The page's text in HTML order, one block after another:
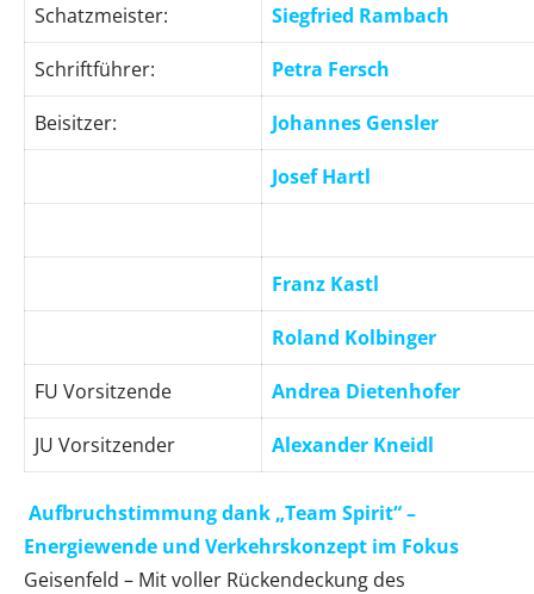
Schatzmeister: Siegfried Rambach
Schriftführer: Petra Fersch
Beisitzer: Johannes Gensler
Josef Hartl
Franz Kastl
Roland Kolbinger
FU Vorsitzende Andrea Dietenhofer
JU Vorsitzender Alexander Kneidl
Aufbruchstimmung dank „Team Spirit“ –
Energiewende und Verkehrskonzept im Fokus
Geisenfeld – Mit voller Rückendeckung des